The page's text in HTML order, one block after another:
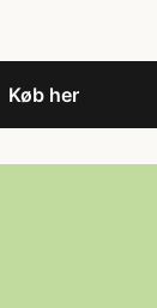
Køb her